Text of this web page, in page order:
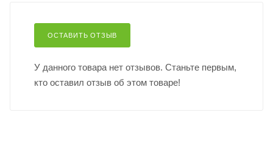
ОСТАВИТЬ ОТЗЫВ
У данного товара нет отзывов. Станьте первым,
кто оставил отзыв об этом товаре!